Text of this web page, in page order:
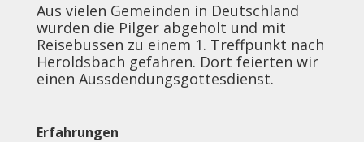
Aus vielen Gemeinden in Deutschland
wurden die Pilger abgeholt und mit
Reisebussen zu einem 1. Treffpunkt nach
Heroldsbach gefahren. Dort feierten wir
einen Aussdendungsgottesdienst.
Erfahrungen